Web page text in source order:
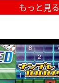
もっと見る